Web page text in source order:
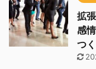
拡
感
つ